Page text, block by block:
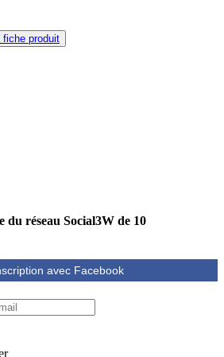
fiche produit
du réseau Social3W de 10